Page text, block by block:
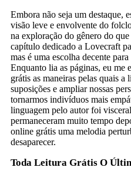
Embora não seja um destaque,
visão leve e envolvente do
na exploração do gênero do
capítulo dedicado a Lovecraft
mas é uma escolha decente
Enquanto lia as páginas, eu me
grátis as maneiras pelas quais a
suposições e ampliar nossas
tornarmos indivíduos mais
linguagem pelo autor foi
permaneceram muito tempo
online grátis uma melodia
desaparecer.
Toda Leitura Grátis O